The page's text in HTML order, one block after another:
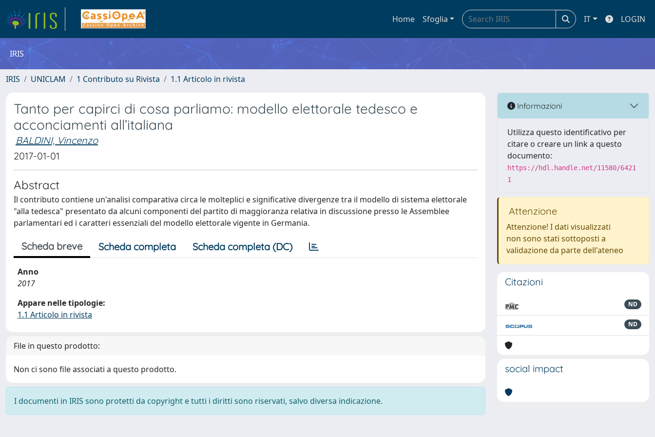
Home Sfoglia IT LOGIN
IRIS
IRIS UNICLAM 1 Contributo su Rivista 1.1 Articolo in rivista
Tanto per capirci di cosa parliamo: modello elettorale tedesco e
acconciamenti all’italiana
BALDINI, Vincenzo
2017-01-01
Abstract
Il contributo contiene un'analisi comparativa circa le molteplici e significative divergenze tra il modello di sistema elettorale
"alla tedesca" presentato da alcuni componenti del partito di maggioranza relativa in discussione presso le Assemblee
parlamentari ed i caratteri essenziali del modello elettorale vigente in Germania.
Scheda breve Scheda completa Scheda completa (DC)
Anno
2017
Appare nelle tipologie:
1.1 Articolo in rivista
File in questo prodotto:
Non ci sono file associati a questo prodotto.
I documenti in IRIS sono protetti da copyright e tutti i diritti sono riservati, salvo diversa indicazione.
Informazioni
Utilizza questo identificativo per
citare o creare un link a questo
documento:
https://hdl.handle.net/11580/6421
1
Attenzione
Attenzione! I dati visualizzati
non sono stati sottoposti a
validazione da parte dell'ateneo
Citazioni
ND
ND
social impact